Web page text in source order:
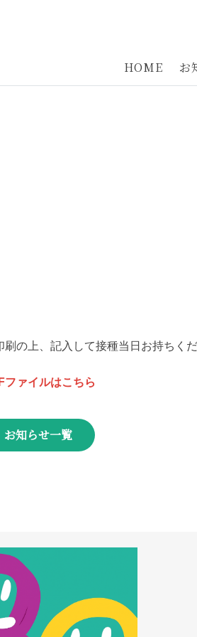
HOME お
の上、記入して接種当日お持ちく
ファイルはこちら
お知らせ一覧